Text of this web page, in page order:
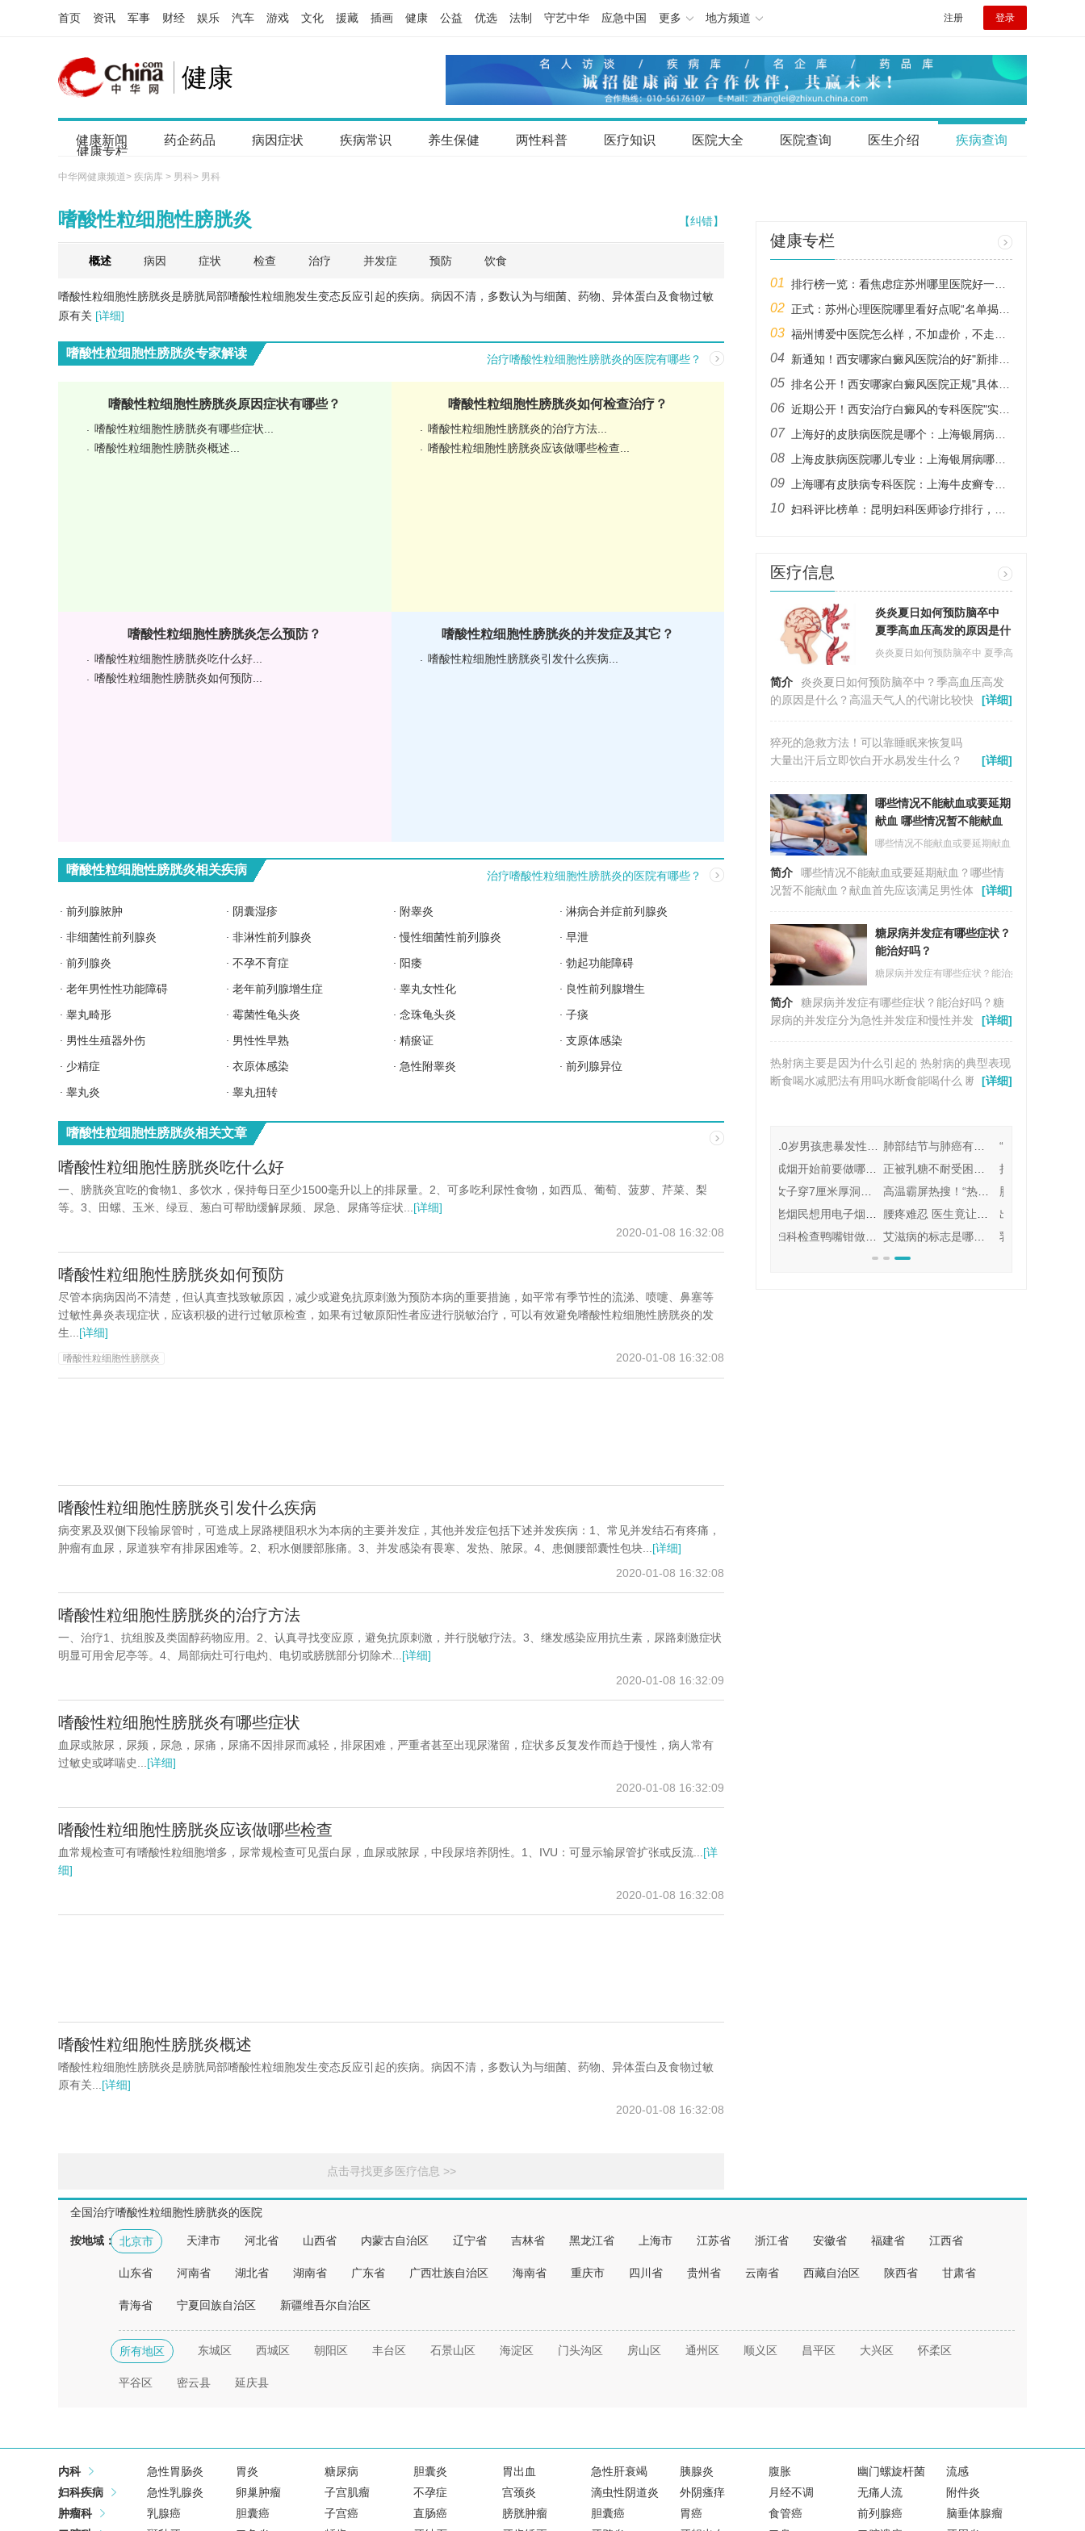
首页 资讯 军事 财经 娱乐 汽车 游戏 文化 援藏 插画 健康 公益 优选 法制 守艺中华 应急中国 更多 地方频道 注册 登录
健康
健康新闻 药企药品 病因症状 疾病常识 养生保健 两性科普 医疗知识 医院大全 医院查询 医生介绍
疾病查询
健康专栏
中华网健康频道> 疾病库 > 男科> 男科
嗜酸性粒细胞性膀胱炎 【纠错】
概述 病因 症状 检查 治疗 并发症 预防 饮食
嗜酸性粒细胞性膀胱炎是膀胱局部嗜酸性粒细胞发生变态反应引起的疾病。病因不清，多数认为与细菌、药物、异体蛋白及食物过敏
原有关 [详细]
嗜酸性粒细胞性膀胱炎专家解读 治疗嗜酸性粒细胞性膀胱炎的医院有哪些？
嗜酸性粒细胞性膀胱炎原因症状有哪些？
嗜酸性粒细胞性膀胱炎有哪些症状...
嗜酸性粒细胞性膀胱炎概述...
嗜酸性粒细胞性膀胱炎如何检查治疗？
嗜酸性粒细胞性膀胱炎的治疗方法...
嗜酸性粒细胞性膀胱炎应该做哪些检查...
嗜酸性粒细胞性膀胱炎怎么预防？
嗜酸性粒细胞性膀胱炎吃什么好...
嗜酸性粒细胞性膀胱炎如何预防...
嗜酸性粒细胞性膀胱炎的并发症及其它？
嗜酸性粒细胞性膀胱炎引发什么疾病...
嗜酸性粒细胞性膀胱炎相关疾病 治疗嗜酸性粒细胞性膀胱炎的医院有哪些？
前列腺脓肿 阴囊湿疹 附睾炎
淋病合并症前列腺炎
非细菌性前列腺炎
非淋性前列腺炎 慢性细菌性前列腺炎
早泄
前列腺炎
不孕不育症 阳痿
勃起功能障碍
老年男性性功能障碍
老年前列腺增生症 睾丸女性化
良性前列腺增生
睾丸畸形
霉菌性龟头炎 念珠龟头炎
子痰
男性生殖器外伤
男性性早熟 精瘀证
支原体感染
少精症
衣原体感染 急性附睾炎
前列腺异位
睾丸炎
睾丸扭转
嗜酸性粒细胞性膀胱炎相关文章
嗜酸性粒细胞性膀胱炎吃什么好
一、膀胱炎宜吃的食物1、多饮水，保持每日至少1500毫升以上的排尿量。2、可多吃利尿性食物，如西瓜、葡萄、菠萝、芹菜、梨
等。3、田螺、玉米、绿豆、葱白可帮助缓解尿频、尿急、尿痛等症状... [详细]
2020-01-08 16:32:08
嗜酸性粒细胞性膀胱炎如何预防
尽管本病病因尚不清楚，但认真查找致敏原因，减少或避免抗原刺激为预防本病的重要措施，如平常有季节性的流涕、喷嚏、鼻塞等
过敏性鼻炎表现症状，应该积极的进行过敏原检查，如果有过敏原阳性者应进行脱敏治疗，可以有效避免嗜酸性粒细胞性膀胱炎的发
生... [详细]
2020-01-08 16:32:08
嗜酸性粒细胞性膀胱炎
嗜酸性粒细胞性膀胱炎引发什么疾病
病变累及双侧下段输尿管时，可造成上尿路梗阻积水为本病的主要并发症，其他并发症包括下述并发疾病：1、常见并发结石有疼痛，
肿瘤有血尿，尿道狭窄有排尿困难等。2、积水侧腰部胀痛。3、并发感染有畏寒、发热、脓尿。4、患侧腰部囊性包块... [详细]
2020-01-08 16:32:08
嗜酸性粒细胞性膀胱炎的治疗方法
一、治疗1、抗组胺及类固醇药物应用。2、认真寻找变应原，避免抗原刺激，并行脱敏疗法。3、继发感染应用抗生素，尿路刺激症状
明显可用舍尼亭等。4、局部病灶可行电灼、电切或膀胱部分切除术... [详细]
2020-01-08 16:32:09
嗜酸性粒细胞性膀胱炎有哪些症状
血尿或脓尿，尿频，尿急，尿痛，尿痛不因排尿而减轻，排尿困难，严重者甚至出现尿潴留，症状多反复发作而趋于慢性，病人常有
过敏史或哮喘史... [详细]
2020-01-08 16:32:09
嗜酸性粒细胞性膀胱炎应该做哪些检查
血常规检查可有嗜酸性粒细胞增多，尿常规检查可见蛋白尿，血尿或脓尿，中段尿培养阴性。1、IVU：可显示输尿管扩张或反流... [详
细]
2020-01-08 16:32:08
嗜酸性粒细胞性膀胱炎概述
嗜酸性粒细胞性膀胱炎是膀胱局部嗜酸性粒细胞发生变态反应引起的疾病。病因不清，多数认为与细菌、药物、异体蛋白及食物过敏
原有关... [详细]
2020-01-08 16:32:08
点击寻找更多医疗信息 >>
健康专栏
多
>
01
02
03
04
05
06
07
08
09
10
医疗信息
更
多
>
炎炎夏日如何预防脑卒中
夏季高血压高发的原因是什
么？
炎炎夏日如何预防脑卒中 夏季高血压高发的原因
简介
炎炎夏日如何预防脑卒中？季高血压高发
的原因是什么？高温天气人的代谢比较快，人的
气作业的劳动人民，出汗比较多，血液的化学成
分就会出现变化，往往是出现粘滞性比较高。...
[详细]
猝死的急救方法！可以靠睡眠来恢复吗
大量出汗后立即饮白开水易发生什么？
[详细]
哪些情况不能献血或要延期
献血 哪些情况暂不能献血
哪些情况不能献血或要延期献血 哪些情况暂不能
简介
哪些情况不能献血或要延期献血？哪些情
况暂不能献血？献血首先应该满足男性体重≥50
往无献血反应等条件。不能献血的人可分为两
种，分别为暂时不能献血人群以及永久不能献血
人群。...
[详细]
糖尿病并发症有哪些症状？
能治好吗？
糖尿病并发症有哪些症状？能治好吗？
简介
糖尿病并发症有哪些症状？能治好吗？糖
尿病的并发症分为急性并发症和慢性并发症。急
糖状态。慢性并发症有糖尿病心血管病、糖尿病
性脑血管病、糖尿病神经病变、糖尿病视网膜病
[详细]
热射病主要是因为什么引起的 热射病的典型表现
是什么
断食喝水减肥法有用吗水断食能喝什么 断食水什
[详细]
肝衰竭属于重大疾病吗？
糖尿病人首选的水果是什么？
口臭严重了是身体哪里出问题了 挂什么科怎么治
科学晒太阳补钙的正确方法 如何科学晒太阳的具体建议
心梗急救溶栓和支架该如何选择 溶栓与支架哪个效果好
“中医药理论值得研究和借鉴”
高温霸屏热搜！“热死人”不再是玩笑话
全国治疗嗜酸性粒细胞性膀胱炎的医院
按地域： 北京市 天津市 河北省 山西省 内蒙古自治区 辽宁省 吉林省 黑龙江省 上海市 江苏省 浙江省 安徽省 福建省 江西省
山东省 河南省 湖北省 湖南省 广东省 广西壮族自治区 海南省 重庆市 四川省 贵州省 云南省 西藏自治区 陕西省 甘肃省
青海省 宁夏回族自治区 新疆维吾尔自治区
所有地区 东城区 西城区 朝阳区 丰台区 石景山区 海淀区 门头沟区 房山区 通州区 顺义区 昌平区 大兴区 怀柔区
平谷区 密云县 延庆县
内科 急性胃肠炎 胃炎 糖尿病 胆囊炎 胃出血 急性肝衰竭 胰腺炎 腹胀 幽门螺旋杆菌
流感
妇科疾病
急性乳腺炎 卵巢肿瘤 子宫肌瘤 不孕症 宫颈炎 滴虫性阴道炎 外阴瘙痒 月经不调 无痛人流
附件炎
肿瘤科
乳腺癌 胆囊癌 子宫癌 直肠癌 膀胱肿瘤 胆囊癌 胃癌 食管癌 前列腺癌
脑垂体腺瘤